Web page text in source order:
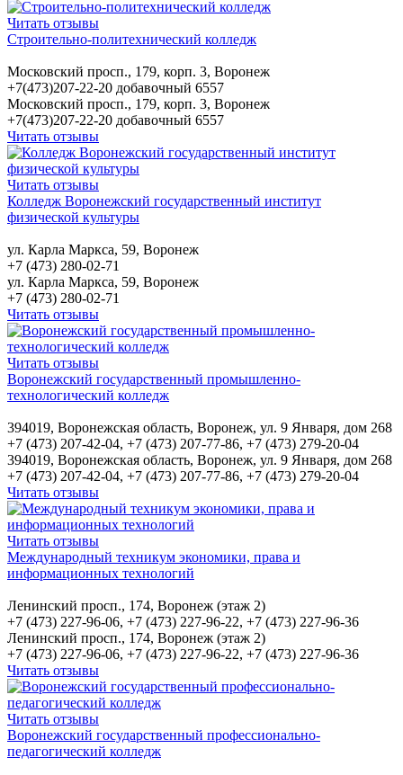
Читать отзывы
Строительно-политехнический колледж
Московский просп., 179, корп. 3, Воронеж
+7(473)207-22-20 добавочный 6557
Московский просп., 179, корп. 3, Воронеж
+7(473)207-22-20 добавочный 6557
Читать отзывы
Читать отзывы
Колледж Воронежский государственный институт
физической культуры
ул. Карла Маркса, 59, Воронеж
+7 (473) 280-02-71
ул. Карла Маркса, 59, Воронеж
+7 (473) 280-02-71
Читать отзывы
Читать отзывы
Воронежский государственный промышленно-
технологический колледж
394019, Воронежская область, Воронеж, ул. 9 Января, дом 268
+7 (473) 207-42-04, +7 (473) 207-77-86, +7 (473) 279-20-04
394019, Воронежская область, Воронеж, ул. 9 Января, дом 268
+7 (473) 207-42-04, +7 (473) 207-77-86, +7 (473) 279-20-04
Читать отзывы
Читать отзывы
Международный техникум экономики, права и
информационных технологий
Ленинский просп., 174, Воронеж (этаж 2)
+7 (473) 227-96-06, +7 (473) 227-96-22, +7 (473) 227-96-36
Ленинский просп., 174, Воронеж (этаж 2)
+7 (473) 227-96-06, +7 (473) 227-96-22, +7 (473) 227-96-36
Читать отзывы
Читать отзывы
Воронежский государственный профессионально-
педагогический колледж